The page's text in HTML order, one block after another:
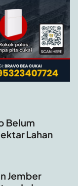
Belum
Lahan
Jember